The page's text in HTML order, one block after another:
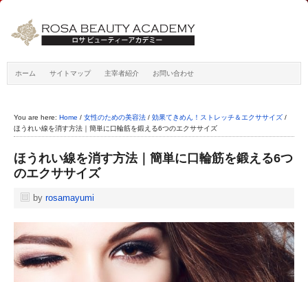
ホーム サイトマップ 主宰者紹介 お問い合わせ
You are here: Home / 女性のための美容法 / 効果てきめん！ストレッチ＆エクササイズ /
ほうれい線を消す方法｜簡単に口輪筋を鍛える6つのエクササイズ
ほうれい線を消す方法｜簡単に口輪筋を鍛える6つ
のエクササイズ
by rosamayumi